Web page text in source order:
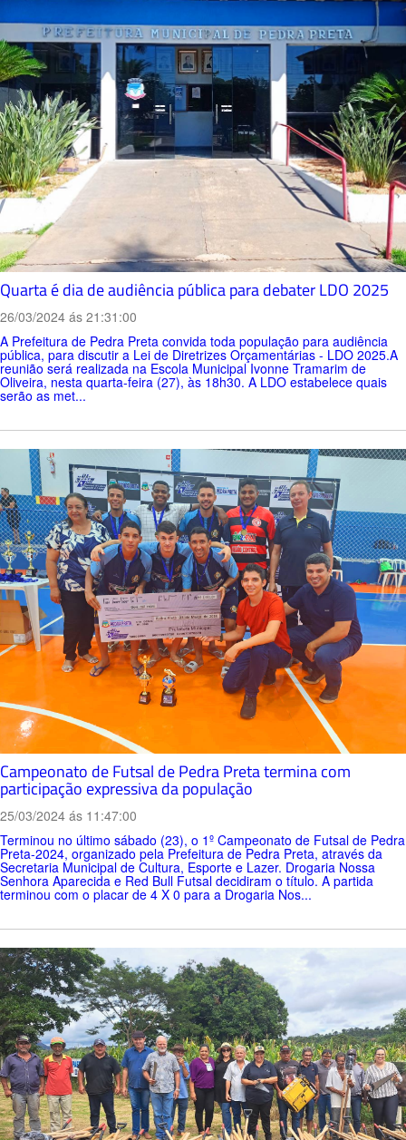
Quarta é dia de audiência pública para debater LDO 2025
26/03/2024 ás 21:31:00
A Prefeitura de Pedra Preta convida toda população para audiência
pública, para discutir a Lei de Diretrizes Orçamentárias - LDO 2025.A
reunião será realizada na Escola Municipal Ivonne Tramarim de
Oliveira, nesta quarta-feira (27), às 18h30. A LDO estabelece quais
serão as met...
Campeonato de Futsal de Pedra Preta termina com
participação expressiva da população
25/03/2024 ás 11:47:00
Terminou no último sábado (23), o 1º Campeonato de Futsal de Pedra
Preta-2024, organizado pela Prefeitura de Pedra Preta, através da
Secretaria Municipal de Cultura, Esporte e Lazer. Drogaria Nossa
Senhora Aparecida e Red Bull Futsal decidiram o título. A partida
terminou com o placar de 4 X 0 para a Drogaria Nos...